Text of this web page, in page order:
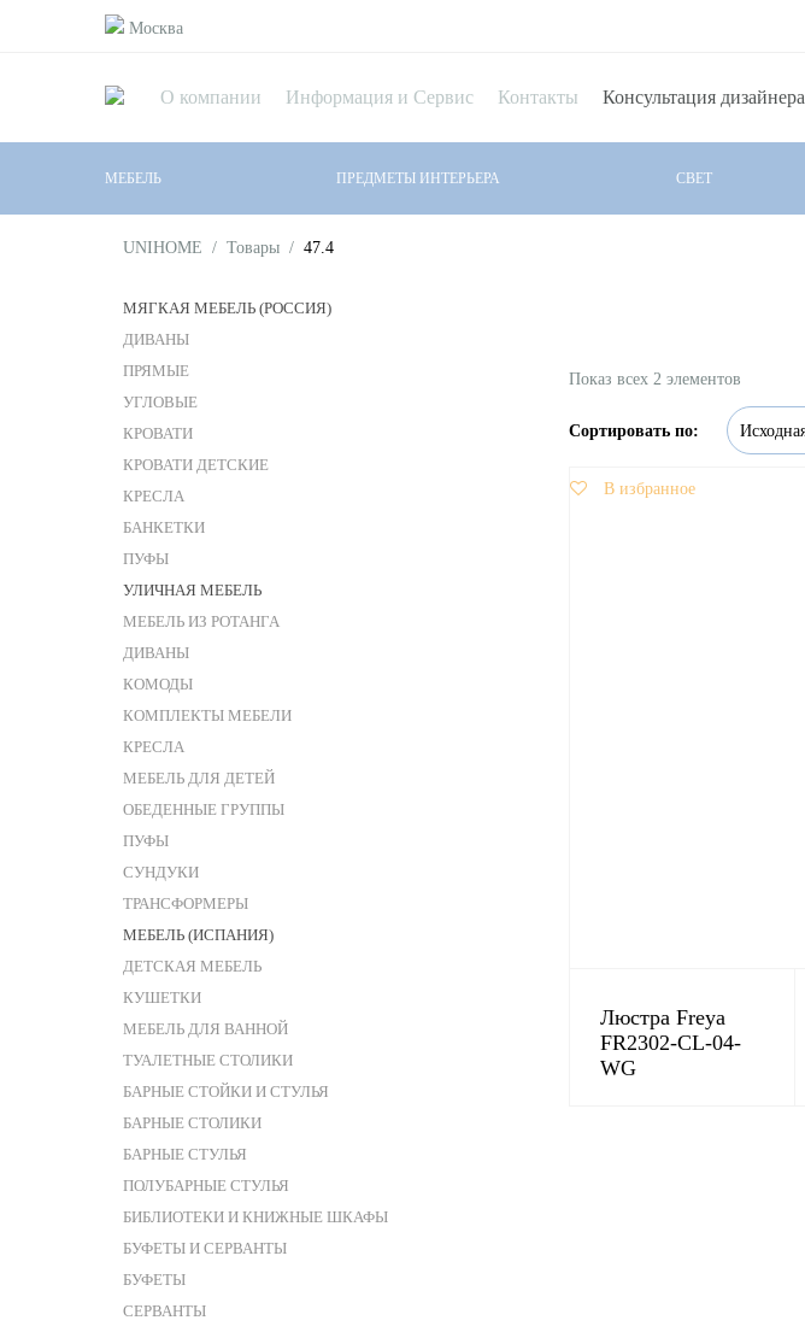
Москва
О компании Информация и Сервис Контакты Консультация дизайнера
МЕБЕЛЬ ПРЕДМЕТЫ ИНТЕРЬЕРА СВЕТ
UNIHOME / Товары / 47.4
МЯГКАЯ МЕБЕЛЬ (РОССИЯ)
ДИВАНЫ
ПРЯМЫЕ
УГЛОВЫЕ
КРОВАТИ
КРОВАТИ ДЕТСКИЕ
КРЕСЛА
БАНКЕТКИ
ПУФЫ
УЛИЧНАЯ МЕБЕЛЬ
МЕБЕЛЬ ИЗ РОТАНГА
ДИВАНЫ
КОМОДЫ
КОМПЛЕКТЫ МЕБЕЛИ
КРЕСЛА
МЕБЕЛЬ ДЛЯ ДЕТЕЙ
ОБЕДЕННЫЕ ГРУППЫ
ПУФЫ
СУНДУКИ
ТРАНСФОРМЕРЫ
МЕБЕЛЬ (ИСПАНИЯ)
ДЕТСКАЯ МЕБЕЛЬ
КУШЕТКИ
МЕБЕЛЬ ДЛЯ ВАННОЙ
ТУАЛЕТНЫЕ СТОЛИКИ
БАРНЫЕ СТОЙКИ И СТУЛЬЯ
БАРНЫЕ СТОЛИКИ
БАРНЫЕ СТУЛЬЯ
ПОЛУБАРНЫЕ СТУЛЬЯ
БИБЛИОТЕКИ И КНИЖНЫЕ ШКАФЫ
БУФЕТЫ И СЕРВАНТЫ
БУФЕТЫ
СЕРВАНТЫ
Показ всех 2 элементов
В избранное
Люстра Freya
FR2302-CL-04-
WG